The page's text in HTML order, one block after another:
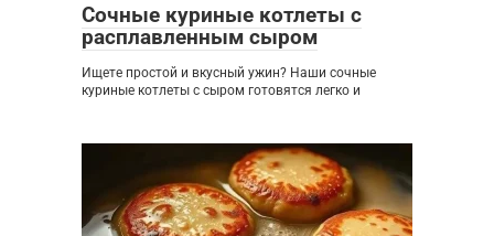
Сочные куриные котлеты с
расплавленным сыром
Ищете простой и вкусный ужин? Наши сочные
куриные котлеты с сыром готовятся легко и